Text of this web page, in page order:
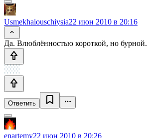
Usmekhaiouschiysia22 июн 2010 в 20:16
Да. Влюблённостью короткой, но бурной.
Ответить
enartemy22 июн 2010 в 20:26